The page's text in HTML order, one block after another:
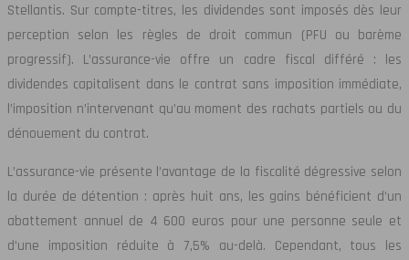
Stellantis. Sur compte-titres, les dividendes sont imposés dès leur
perception selon les règles de droit commun (PFU ou barème
progressif). L’assurance-vie offre un cadre fiscal différé : les
dividendes capitalisent dans le contrat sans imposition immédiate,
l’imposition n’intervenant qu’au moment des rachats partiels ou du
dénouement du contrat.
L’assurance-vie présente l’avantage de la fiscalité dégressive selon
la durée de détention : après huit ans, les gains bénéficient d’un
abattement annuel de 4 600 euros pour une personne seule et
d’une imposition réduite à 7,5% au-delà. Cependant, tous les